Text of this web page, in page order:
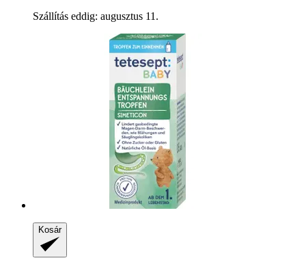
Szállítás eddig: augusztus 11.
Kosár